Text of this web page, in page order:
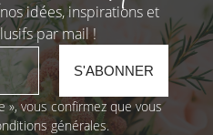
idées, inspirations et
par mail !
», vous confirmez que vous
générales.